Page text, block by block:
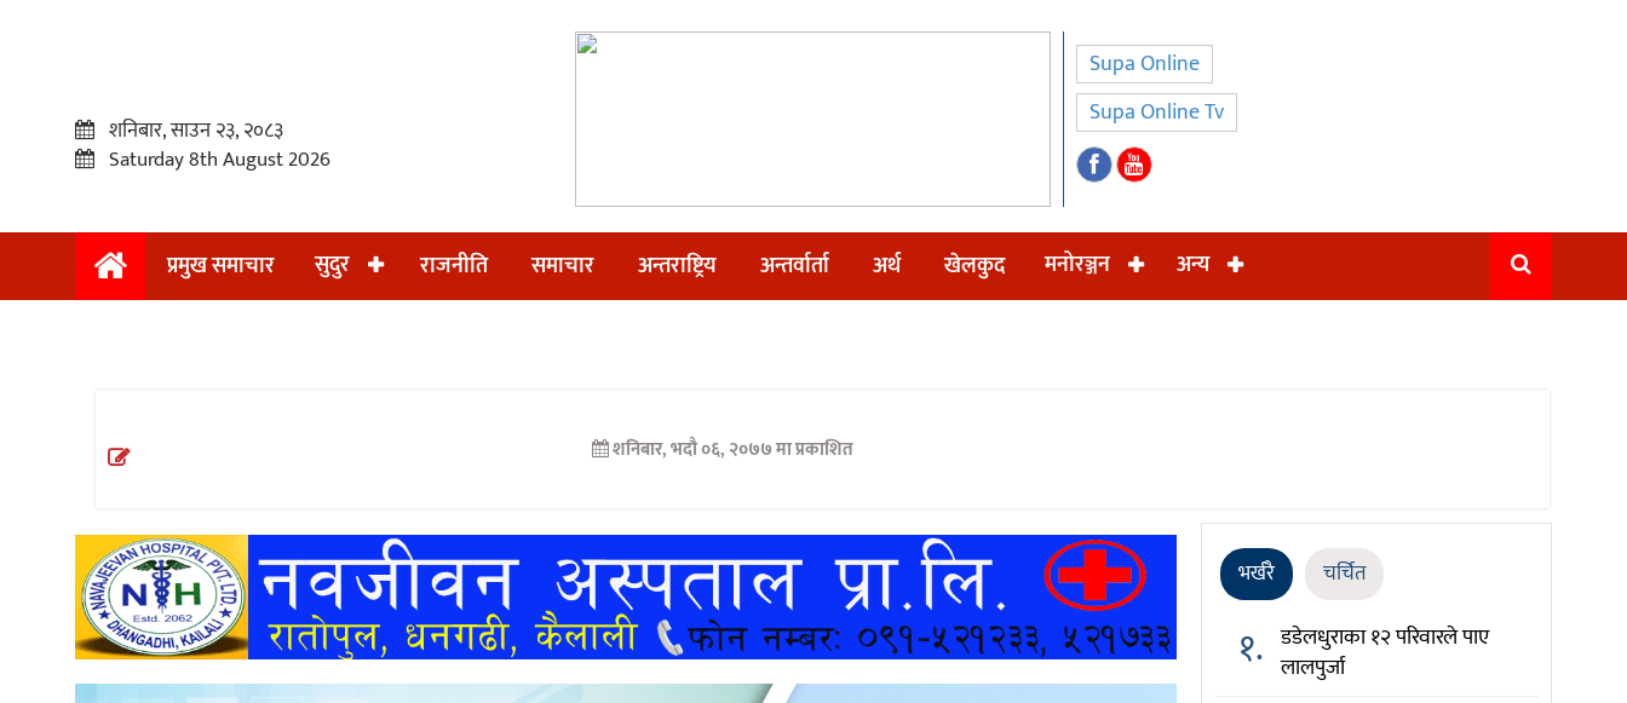
प्रमुख
अन्तराष्ट्रिय
अन्तर्वार्ता
खेलकुद
शनिबार, साउन २३, २०८३
Saturday 8th August 2026
Supa Online
Supa Online Tv
प्रमुख समाचार सुदुर राजनीति समाचार अन्तराष्ट्रिय अन्तर्वार्ता अर्थ खेलकुद मनोरञ्जन अन्य
शनिबार, भदौ ०६, २०७७ मा प्रकाशित
भर्खरै चर्चित
१. डडेलधुराका १२ परिवारले पाए
लालपुर्जा